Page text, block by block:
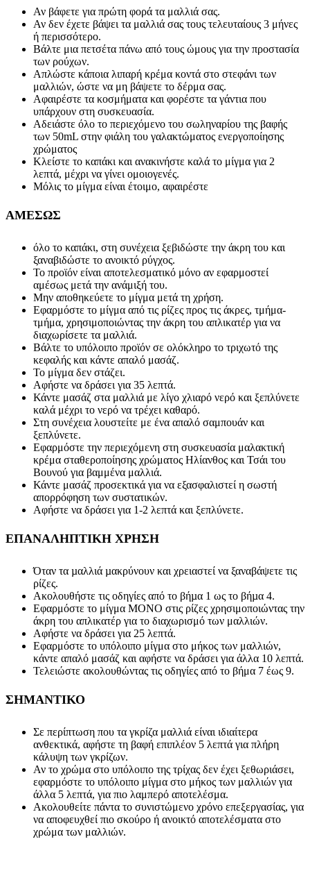
Αν βάφετε για πρώτη φορά τα μαλλιά σας.
Αν δεν έχετε βάψει τα μαλλιά σας τους τελευταίους 3 μήνες
ή περισσότερο.
Βάλτε μια πετσέτα πάνω από τους ώμους για την προστασία
των ρούχων.
Απλώστε κάποια λιπαρή κρέμα κοντά στο στεφάνι των
μαλλιών, ώστε να μη βάψετε το δέρμα σας.
Αφαιρέστε τα κοσμήματα και φορέστε τα γάντια που
υπάρχουν στη συσκευασία.
Αδειάστε όλο το περιεχόμενο του σωληναρίου της βαφής
των 50mL στην φιάλη του γαλακτώματος ενεργοποίησης
χρώματος
Κλείστε το καπάκι και ανακινήστε καλά το μίγμα για 2
λεπτά, μέχρι να γίνει ομοιογενές.
Μόλις το μίγμα είναι έτοιμο, αφαιρέστε
ΑΜΕΣΩΣ
όλο το καπάκι, στη συνέχεια ξεβιδώστε την άκρη του και
ξαναβιδώστε το ανοικτό ρύγχος.
Το προϊόν είναι αποτελεσματικό μόνο αν εφαρμοστεί
αμέσως μετά την ανάμιξή του.
Μην αποθηκεύετε το μίγμα μετά τη χρήση.
Εφαρμόστε το μίγμα από τις ρίζες προς τις άκρες, τμήμα-
τμήμα, χρησιμοποιώντας την άκρη του απλικατέρ για να
διαχωρίσετε τα μαλλιά.
Βάλτε το υπόλοιπο προϊόν σε ολόκληρο το τριχωτό της
κεφαλής και κάντε απαλό μασάζ.
Το μίγμα δεν στάζει.
Αφήστε να δράσει για 35 λεπτά.
Κάντε μασάζ στα μαλλιά με λίγο χλιαρό νερό και ξεπλύνετε
καλά μέχρι το νερό να τρέχει καθαρό.
Στη συνέχεια λουστείτε με ένα απαλό σαμπουάν και
ξεπλύνετε.
Εφαρμόστε την περιεχόμενη στη συσκευασία μαλακτική
κρέμα σταθεροποίησης χρώματος Ηλίανθος και Τσάι του
Βουνού για βαμμένα μαλλιά.
Κάντε μασάζ προσεκτικά για να εξασφαλιστεί η σωστή
απορρόφηση των συστατικών.
Αφήστε να δράσει για 1-2 λεπτά και ξεπλύνετε.
ΕΠΑΝΑΛΗΠΤΙΚΗ ΧΡΗΣΗ
Όταν τα µαλλιά µακρύνουν και χρειαστεί να ξαναβάψετε τις
ρίζες.
Ακολουθήστε τις οδηγίες από το βήµα 1 ως το βήµα 4.
Εφαρμόστε το μίγμα ΜΟΝΟ στις ρίζες χρησιμοποιώντας την
άκρη του απλικατέρ για το διαχωρισμό των μαλλιών.
Αφήστε να δράσει για 25 λεπτά.
Εφαρμόστε το υπόλοιπο μίγμα στο μήκος των μαλλιών,
κάντε απαλό μασάζ και αφήστε να δράσει για άλλα 10 λεπτά.
Τελειώστε ακολουθώντας τις οδηγίες από το βήμα 7 έως 9.
ΣΗΜΑΝΤΙΚΟ
Σε περίπτωση που τα γκρίζα μαλλιά είναι ιδιαίτερα
ανθεκτικά, αφήστε τη βαφή επιπλέον 5 λεπτά για πλήρη
κάλυψη των γκρίζων.
Αν το χρώμα στο υπόλοιπο της τρίχας δεν έχει ξεθωριάσει,
εφαρμόστε το υπόλοιπο μίγμα στο μήκος των μαλλιών για
άλλα 5 λεπτά, για πιο λαμπερό αποτελέσμα.
Ακολουθείτε πάντα το συνιστώμενο χρόνο επεξεργασίας, για
να αποφευχθεί πιο σκούρο ή ανοικτό αποτελέσματα στο
χρώμα των μαλλιών.